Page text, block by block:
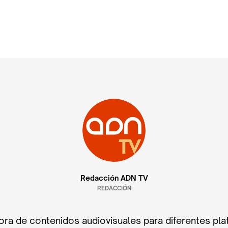
Redacción ADN TV
REDACCIÓN
de contenidos audiovisuales para diferentes